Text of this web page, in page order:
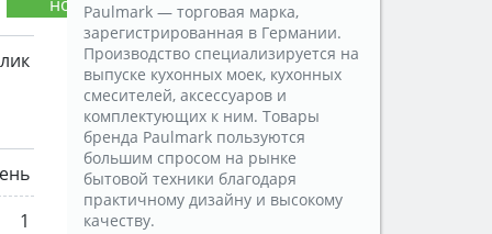
1
Paulmark — торговая марка,
зарегистрированная в Германии.
Производство специализируется на
выпуске кухонных моек, кухонных
смесителей, аксессуаров и
комплектующих к ним. Товары
бренда Paulmark пользуются
большим спросом на рынке
бытовой техники благодаря
практичному дизайну и высокому
качеству.